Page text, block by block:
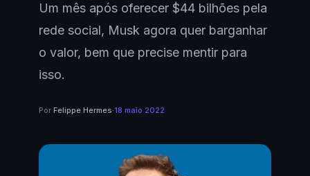
Um mês após oferecer $44 bilhões pela
rede social, Musk agora quer barganhar
o valor, bem que precise mentir para
isso.
Por Felippe Hermes·18 maio 2022